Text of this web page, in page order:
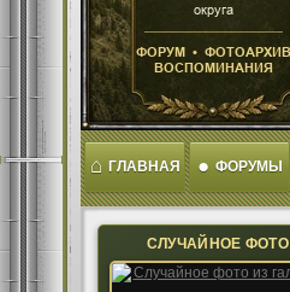
⌂ ГЛАВНАЯ ● ФОРУМЫ
СЛУЧАЙНОЕ ФОТО